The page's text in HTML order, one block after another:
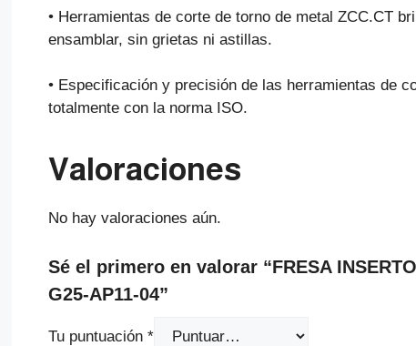
• Herramientas de corte de torno de metal ZCC.CT
ensamblar, sin grietas ni astillas.
• Especificación y precisión de las herramientas de
totalmente con la norma ISO.
Valoraciones
No hay valoraciones aún.
Sé el primero en valorar “FRESA
G25-AP11-04”
Tu puntuación *